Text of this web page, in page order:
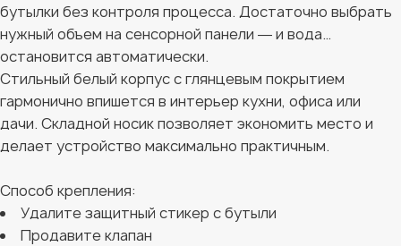
бутылки без контроля процесса. Достаточно выбрать
нужный объем на сенсорной панели ― и вода
остановится автоматически.
Стильный белый корпус с глянцевым покрытием
гармонично впишется в интерьер кухни, офиса или
дачи. Складной носик позволяет экономить место и
делает устройство максимально практичным.
Способ крепления:
Удалите защитный стикер с бутыли
Продавите клапан